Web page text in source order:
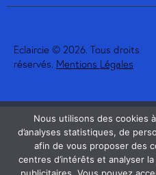
Eclaircie © 2026. Tous droits
réservés. Mentions Légales
Nous utilisons des cookies
d’analyses statistiques, de
afin de vous proposer des
centres d’intérêts et analyser